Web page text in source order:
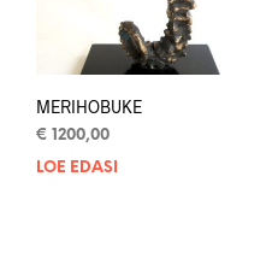
MERIHOBUKE
€ 1200,00
LOE EDASI